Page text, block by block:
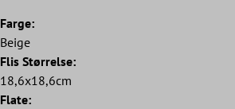
Farge:
Beige
Flis Størrelse:
18,6x18,6cm
Flate: